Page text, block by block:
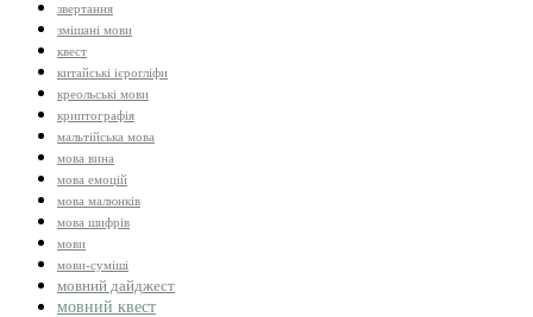
звертання
змішані мови
квест
китайські ієрогліфи
креольські мови
криптографія
мальтійська мова
мова вина
мова емоцій
мова малюнків
мова шифрів
мови
мови-суміші
мовний дайджест
мовний квест